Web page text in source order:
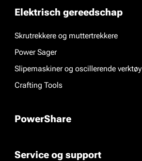
Elektrisch gereedschap
Skrutrekkere og muttertrekkere
Power Sager
Slipemaskiner og oscillerende verktøy
Crafting Tools
PowerShare
Service og support